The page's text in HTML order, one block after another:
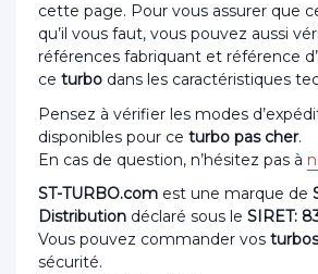
cette page. Pour vous assurer que
qu’il vous faut, vous pouvez aussi
références fabriquant et référence
ce turbo dans les caractéristiques
Pensez à vérifier les modes
disponibles pour ce turbo pas cher.
En cas de question, n’hésitez pas à
ST-TURBO.com est une marque de
Distribution déclaré sous le SIRET:
Vous pouvez commander vos turbos
sécurité.